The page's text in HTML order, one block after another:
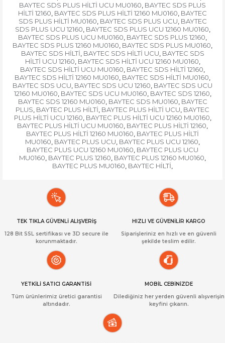
BAYTEC SDS PLUS HİLTİ UCU MU0160, BAYTEC SDS PLUS
HİLTİ 12160, BAYTEC SDS PLUS HİLTİ 12160 MU0160, BAYTEC
SDS PLUS HİLTİ MU0160, BAYTEC SDS PLUS UCU, BAYTEC
SDS PLUS UCU 12160, BAYTEC SDS PLUS UCU 12160 MU0160,
BAYTEC SDS PLUS UCU MU0160, BAYTEC SDS PLUS 12160,
BAYTEC SDS PLUS 12160 MU0160, BAYTEC SDS PLUS MU0160,
BAYTEC SDS HİLTİ, BAYTEC SDS HİLTİ UCU, BAYTEC SDS
HİLTİ UCU 12160, BAYTEC SDS HİLTİ UCU 12160 MU0160,
BAYTEC SDS HİLTİ UCU MU0160, BAYTEC SDS HİLTİ 12160,
BAYTEC SDS HİLTİ 12160 MU0160, BAYTEC SDS HİLTİ MU0160,
BAYTEC SDS UCU, BAYTEC SDS UCU 12160, BAYTEC SDS UCU
12160 MU0160, BAYTEC SDS UCU MU0160, BAYTEC SDS 12160,
BAYTEC SDS 12160 MU0160, BAYTEC SDS MU0160, BAYTEC
PLUS, BAYTEC PLUS HİLTİ, BAYTEC PLUS HİLTİ UCU, BAYTEC
PLUS HİLTİ UCU 12160, BAYTEC PLUS HİLTİ UCU 12160 MU0160,
BAYTEC PLUS HİLTİ UCU MU0160, BAYTEC PLUS HİLTİ 12160,
BAYTEC PLUS HİLTİ 12160 MU0160, BAYTEC PLUS HİLTİ
MU0160, BAYTEC PLUS UCU, BAYTEC PLUS UCU 12160,
BAYTEC PLUS UCU 12160 MU0160, BAYTEC PLUS UCU
MU0160, BAYTEC PLUS 12160, BAYTEC PLUS 12160 MU0160,
BAYTEC PLUS MU0160, BAYTEC HİLTİ,
TEK TIKLA GÜVENLİ ALIŞVERİŞ
128 Bit SSL sertifikası ve 3D secure ile
korunmaktadır.
HIZLI VE GÜVENİLİR KARGO
Siparişleriniz en hızlı ve en güvenli
şekilde teslim edilir.
YETKİLİ SATICI GARANTİSİ
Tüm ürünlerimiz üretici garantisi
altındadır.
MOBİL CEBİNİZDE
Dilediğiniz her yerden güvenli alışverişin
keyfini çıkarın.